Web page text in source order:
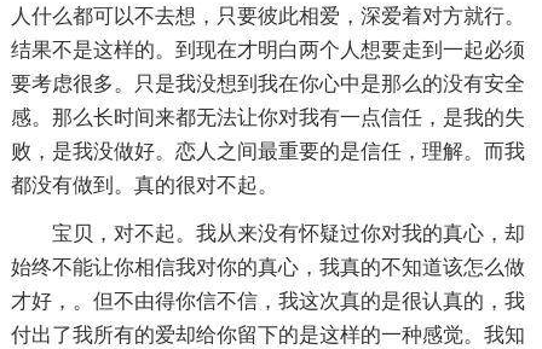
人什么都可以不去想，只要彼此相爱，深爱着对方就行。
结果不是这样的。到现在才明白两个人想要走到一起必须
要考虑很多。只是我没想到我在你心中是那么的没有安全
感。那么长时间来都无法让你对我有一点信任，是我的失
败，是我没做好。恋人之间最重要的是信任，理解。而我
都没有做到。真的很对不起。
宝贝，对不起。我从来没有怀疑过你对我的真心，却
始终不能让你相信我对你的真心，我真的不知道该怎么做
才好，。但不由得你信不信，我这次真的是很认真的，我
付出了我所有的爱却给你留下的是这样的一种感觉。我知